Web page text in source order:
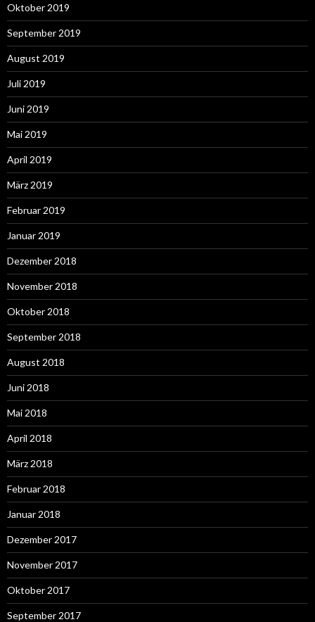
Oktober 2019
September 2019
August 2019
Juli 2019
Juni 2019
Mai 2019
April 2019
März 2019
Februar 2019
Januar 2019
Dezember 2018
November 2018
Oktober 2018
September 2018
August 2018
Juni 2018
Mai 2018
April 2018
März 2018
Februar 2018
Januar 2018
Dezember 2017
November 2017
Oktober 2017
September 2017